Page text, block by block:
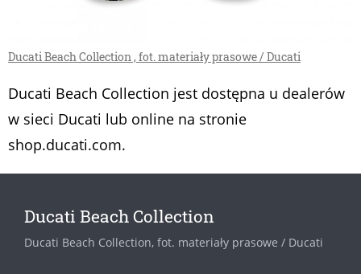
Ducati Beach Collection , fot. materiały prasowe / Ducati
Ducati Beach Collection jest dostępna u dealerów
w sieci Ducati lub online na stronie
shop.ducati.com.
Ducati Beach Collection
Ducati Beach Collection, fot. materiały prasowe / Ducati